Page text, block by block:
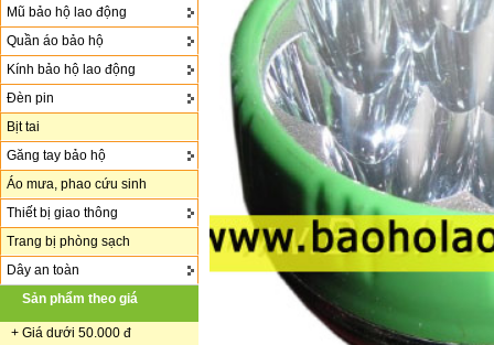
Mũ bảo hộ lao động
Quần áo bảo hộ
Kính bảo hộ lao động
Đèn pin
Bịt tai
Găng tay bảo hộ
Áo mưa, phao cứu sinh
Thiết bị giao thông
Trang bị phòng sạch
Dây an toàn
Sản phẩm theo giá
+ Giá dưới 50.000 đ